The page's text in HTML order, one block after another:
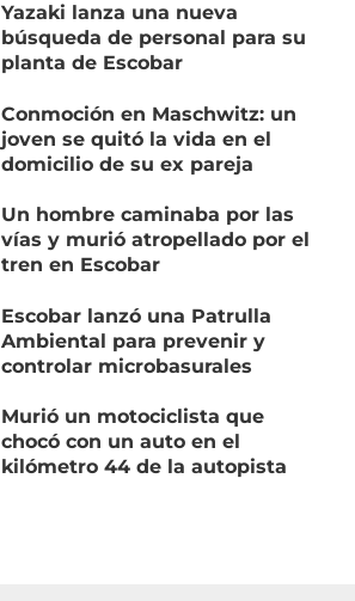
Yazaki lanza una nueva
búsqueda de personal para su
planta de Escobar
Conmoción en Maschwitz: un
joven se quitó la vida en el
domicilio de su ex pareja
Un hombre caminaba por las
vías y murió atropellado por el
tren en Escobar
Escobar lanzó una Patrulla
Ambiental para prevenir y
controlar microbasurales
Murió un motociclista que
chocó con un auto en el
kilómetro 44 de la autopista